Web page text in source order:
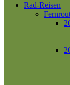
Rad-Reisen